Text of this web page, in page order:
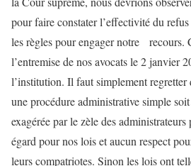
pour faire constater l’effectivité du
les règles pour engager notre recours.
l’entremise de nos avocats le 2 janvier
l’institution. Il faut simplement regretter
une procédure administrative simple
exagérée par le zèle des
égard pour nos lois et aucun respect
leurs compatriotes. Sinon les lois ont